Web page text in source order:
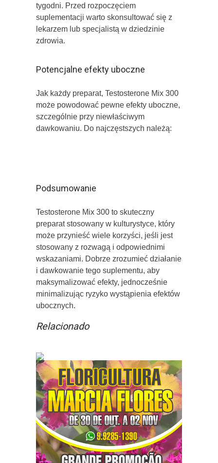
tygodni. Przed rozpoczęciem
suplementacji warto skonsultować się z
lekarzem lub specjalistą w dziedzinie
zdrowia.
Potencjalne efekty uboczne
Jak każdy preparat, Testosterone Mix 300
może powodować pewne efekty uboczne,
szczególnie przy niewłaściwym
dawkowaniu. Do najczęstszych należą:
Podsumowanie
Testosterone Mix 300 to skuteczny
preparat stosowany w kulturystyce, który
może przynieść wiele korzyści, jeśli jest
stosowany z rozwagą i odpowiednimi
wskazaniami. Dobrze zrozumieć działanie
i dawkowanie tego suplementu, aby
maksymalizować efekty, jednocześnie
minimalizując ryzyko wystąpienia efektów
ubocznych.
Relacionado